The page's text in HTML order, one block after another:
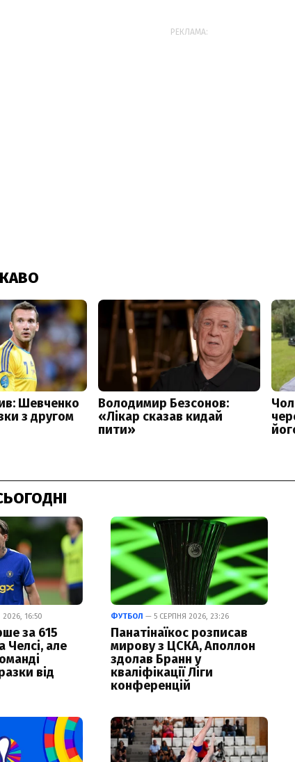
РЕКЛАМА:
16:50
за 615
Челсі, але
від
ФУТБОЛ — 5 СЕРПНЯ 2026, 23:26
Панатінаїкос розписав
мирову з ЦСКА, Аполлон
здолав Бранн у
кваліфікації Ліги
конференцій